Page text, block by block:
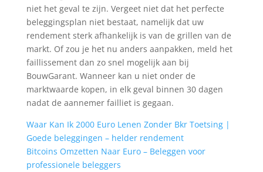
niet het geval te zijn. Vergeet niet dat het perfecte
beleggingsplan niet bestaat, namelijk dat uw
rendement sterk afhankelijk is van de grillen van de
markt. Of zou je het nu anders aanpakken, meld het
faillissement dan zo snel mogelijk aan bij
BouwGarant. Wanneer kan u niet onder de
marktwaarde kopen, in elk geval binnen 30 dagen
nadat de aannemer failliet is gegaan.
Waar Kan Ik 2000 Euro Lenen Zonder Bkr Toetsing |
Goede beleggingen – helder rendement
Bitcoins Omzetten Naar Euro – Beleggen voor
professionele beleggers